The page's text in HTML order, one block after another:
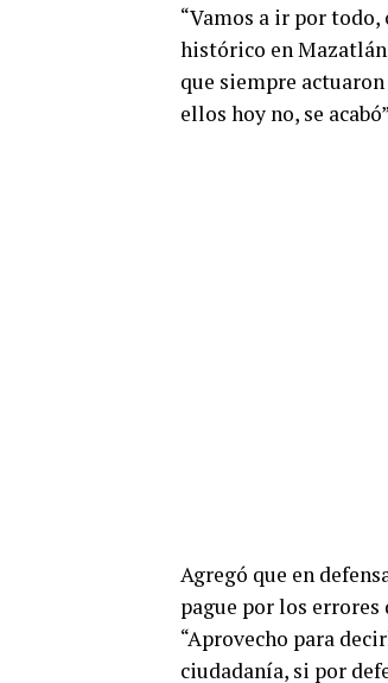
“Vamos a ir por todo,
histórico en
que siempre
ellos hoy no, se
Agregó que en
pague por los
“Aprovecho para
ciudadanía, si por